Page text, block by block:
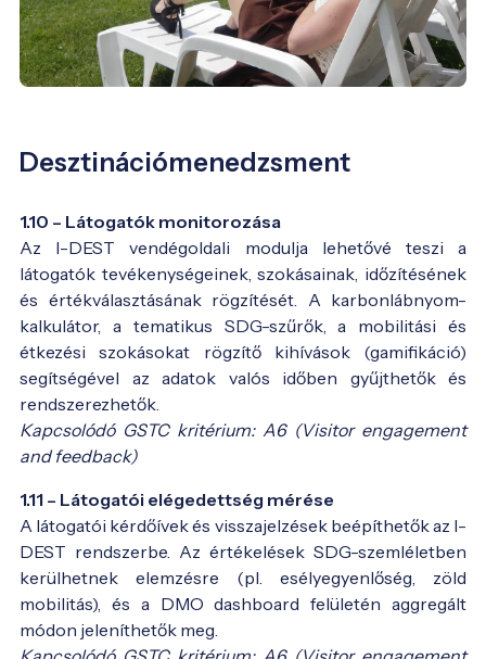
Desztinációmenedzsment
1.10 – Látogatók monitorozása
Az I-DEST vendégoldali modulja lehetővé teszi a
látogatók tevékenységeinek, szokásainak, időzítésének
és értékválasztásának rögzítését. A karbonlábnyom-
kalkulátor, a tematikus SDG-szűrők, a mobilitási és
étkezési szokásokat rögzítő kihívások (gamifikáció)
segítségével az adatok valós időben gyűjthetők és
rendszerezhetők.
Kapcsolódó GSTC kritérium: A6 (Visitor engagement
and feedback)
1.11 – Látogatói elégedettség mérése
A látogatói kérdőívek és visszajelzések beépíthetők az I-
DEST rendszerbe. Az értékelések SDG-szemléletben
kerülhetnek elemzésre (pl. esélyegyenlőség, zöld
mobilitás), és a DMO dashboard felületén aggregált
módon jeleníthetők meg.